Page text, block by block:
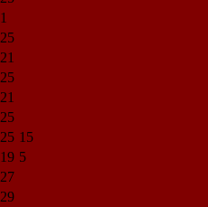
1
25
21
25
21
25
25 15
19 5
27
29